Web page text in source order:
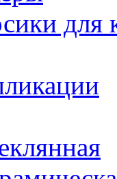
для